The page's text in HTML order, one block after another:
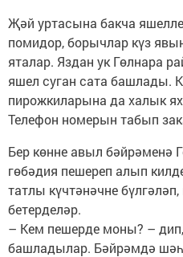
Җәй уртасына бакча
помидор, борычлар күз
яталар. Яздан ук Гөлнара
яшел суган сата башлады.
пирожкиларына да халык
Телефон номерын табып
Бер көнне авыл бәйрәменә
гөбәдия пешереп алып
татлы күчтәнәчне
бетерделәр.
– Кем пешерде моны? –
башладылар. Бәйрәмдә